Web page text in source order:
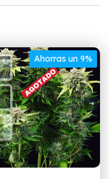
Ahorras un 9%